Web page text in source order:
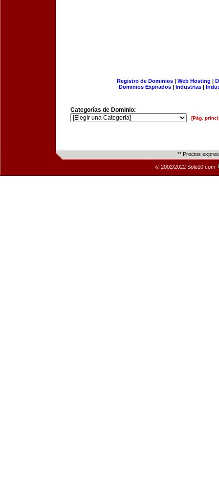
Registro de Dominios| Web Hosting |
Dominios Expirados | Industrias |
Categorías de Dominio:
[Pág.
** Precios
© 2002/2022 Solo10.com